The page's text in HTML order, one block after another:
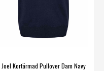
Joel Kortärmad Pullover Dam Navy